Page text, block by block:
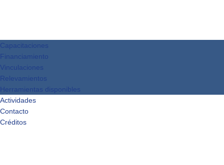
Capacitaciones
Financiamiento
Vinculaciones
Relevamientos
Herramientas disponibles
Actividades
Contacto
Créditos